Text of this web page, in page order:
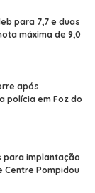
para 7,7 e duas
máxima de 9,0
após
polícia em Foz do
para implantação
Centre Pompidou